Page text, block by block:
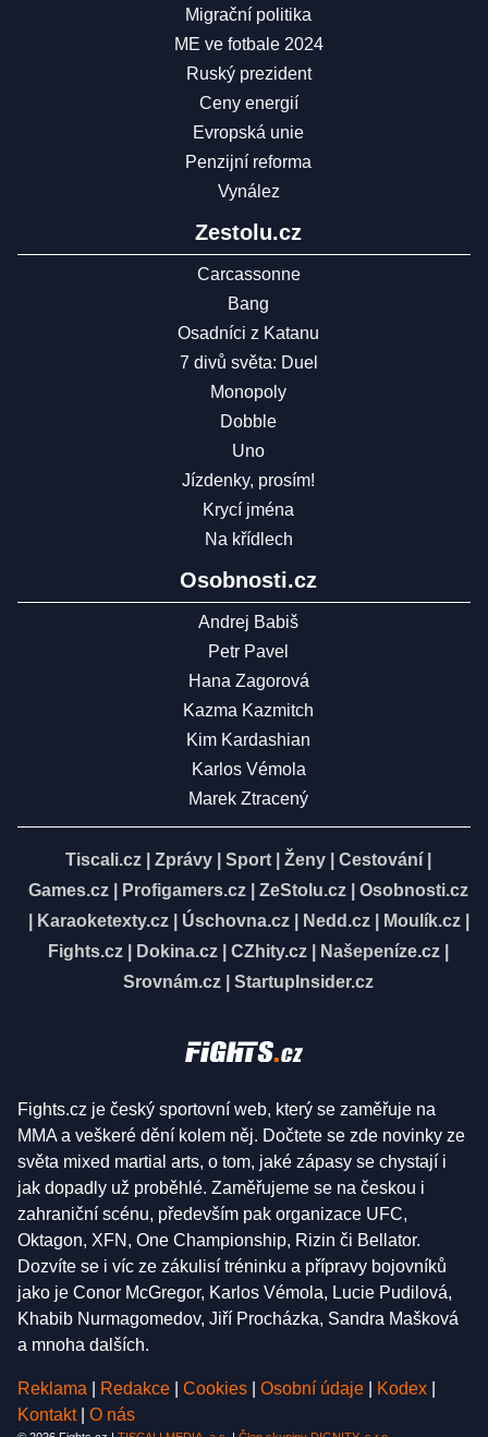
Migrační politika
ME ve fotbale 2024
Ruský prezident
Ceny energií
Evropská unie
Penzijní reforma
Vynález
Zestolu.cz
Carcassonne
Bang
Osadníci z Katanu
7 divů světa: Duel
Monopoly
Dobble
Uno
Jízdenky, prosím!
Krycí jména
Na křídlech
Osobnosti.cz
Andrej Babiš
Petr Pavel
Hana Zagorová
Kazma Kazmitch
Kim Kardashian
Karlos Vémola
Marek Ztracený
Tiscali.cz Zprávy Sport Ženy Cestování
Games.cz
Profigamers.cz ZeStolu.cz
Osobnosti.cz
Karaoketexty.cz| Úschovna.cz| Nedd.cz| Moulík.cz|
Fights.cz
Dokina.cz CZhity.cz Našepeníze.cz
Srovnám.cz
StartupInsider.cz
Fights.cz je český sportovní web, který se zaměřuje na
MMA a veškeré dění kolem něj. Dočtete se zde novinky ze
světa mixed martial arts, o tom, jaké zápasy se chystají i
jak dopadly už proběhlé. Zaměřujeme se na českou i
zahraniční scénu, především pak organizace UFC,
Oktagon, XFN, One Championship, Rizin či Bellator.
Dozvíte se i víc ze zákulisí tréninku a přípravy bojovníků
jako je Conor McGregor, Karlos Vémola, Lucie Pudilová,
Khabib Nurmagomedov, Jiří Procházka, Sandra Mašková
a mnoha dalších.
Reklama Redakce Cookies Osobní údaje Kodex
Kontakt
O nás